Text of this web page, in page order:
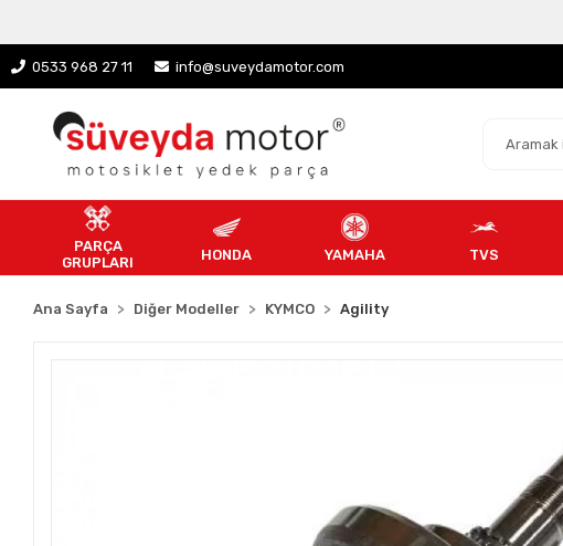
0533 968 27 11 info@suveydamotor.com
PARÇA
GRUPLARI
HONDA YAMAHA TVS
Ana Sayfa Diğer Modeller KYMCO Agility